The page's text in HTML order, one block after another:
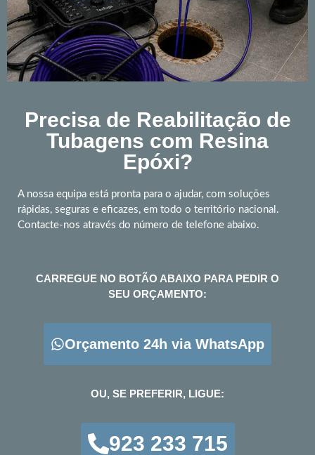
Precisa de Reabilitação de
Tubagens com Resina
Epóxi?
A nossa equipa está pronta para o ajudar, com soluções
rápidas, seguras e eficazes, em todo o território nacional.
Contacte-nos através do número de telefone abaixo.
CARREGUE NO BOTÃO ABAIXO PARA PEDIR O
SEU ORÇAMENTO:
Orçamento 24h via WhatsApp
OU, SE PREFERIR, LIGUE:
923 233 715